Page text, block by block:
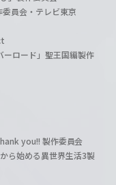
員会・テレビ東京
ーロード」聖王国編製作
you!! 製作委員会
ら始める異世界生活3製